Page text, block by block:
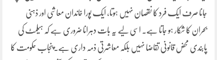
جانا صرف ایک فرد کا نقصان نہیں ہوتا، ایک پورا خاندان معاشی اور ذہنی
بحران کا شکار ہو جاتا ہے۔ اسی لیے یہ بات دہرانا ضروری ہے کہ ہیلمٹ کی
پابندی محض قانونی تقاضا نہیں بلکہ معاشرتی ذمہ داری ہے۔پنجاب حکومت کا